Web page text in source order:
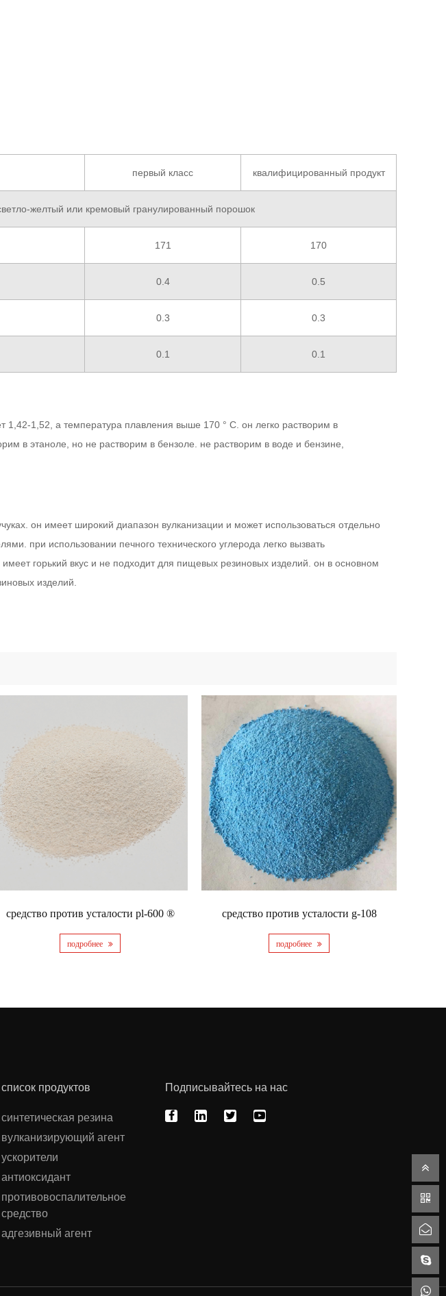
первый класс квалифицированный продукт
желтый или кремовый гранулированный порошок
171 170
0.4 0.5
0.3 0.3
0.1 0.1
1,42-1,52, а температура плавления выше 170 ° C. он легко растворим в
в этаноле, но не растворим в бензоле. не растворим в воде и бензине,
он имеет широкий диапазон вулканизации и может использоваться отдельно
при использовании печного технического углерода легко вызвать
горький вкус и не подходит для пищевых резиновых изделий. он в основном
изделий.
средство против усталости pl-600 ®
подробнее
средство против усталости g-108
подробнее
список продуктов
синтетическая резина
вулканизирующий агент
ускорители
антиоксидант
противовоспалительное
средство
адгезивный агент
Подписывайтесь на нас